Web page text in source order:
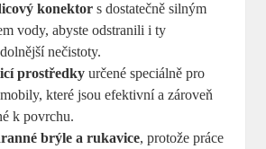
konektor s dostatečně silným
vody, abyste odstranili i ty
nečistoty.
prostředky určené speciálně pro
které jsou efektivní a zároveň
k povrchu.
brýle a rukavice, protože práce